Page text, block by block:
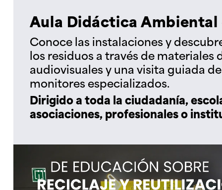
Aula Didáctica Ambiental
Conoce las instalaciones y
los residuos a través de materiales
audiovisuales y una visita guiada
monitores especializados.
Dirigido a toda la ciudadanía,
asociaciones, profesionales o